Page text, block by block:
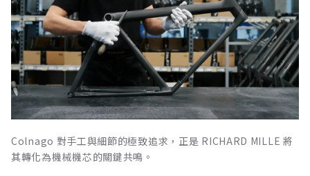
Colnago 對手工與細節的極致追求，正是 RICHARD MILLE 將
其轉化為機械機芯的關鍵共鳴。